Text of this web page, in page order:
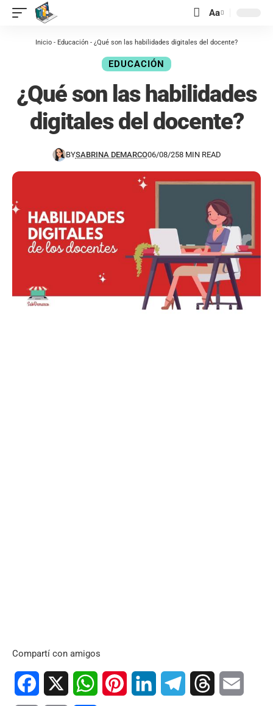
contenido Aa
Inicio - Educación - ¿Qué son las habilidades digitales del docente?
EDUCACIÓN
¿Qué son las habilidades
digitales del docente?
BYSABRINA DEMARCO06/08/258 MIN READ
Compartí con amigos
Facebook WhatsAppPinterest LinkedIn TelegramThreads